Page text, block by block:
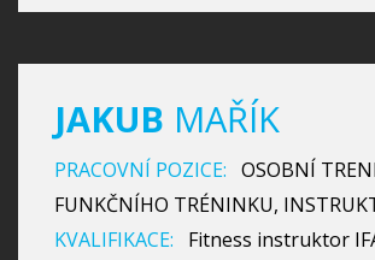
JAKUB MAŘÍK
PRACOVNÍ POZICE: OSOBNÍ
FUNKČNÍHO TRÉNINKU,
KVALIFIKACE:
Fitness instruktor